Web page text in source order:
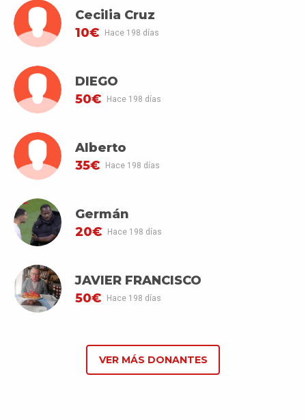
Cecilia Cruz
10€
Hace 198 días
DIEGO
50€
Hace 198 días
Alberto
35€
Hace 198 días
Germán
20€
Hace 198 días
JAVIER FRANCISCO
50€
Hace 198 días
VER MÁS DONANTES